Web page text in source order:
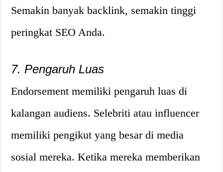
Semakin banyak backlink, semakin tinggi
peringkat SEO Anda.
7. Pengaruh Luas
Endorsement memiliki pengaruh luas di
kalangan audiens. Selebriti atau influencer
memiliki pengikut yang besar di media
sosial mereka. Ketika mereka memberikan